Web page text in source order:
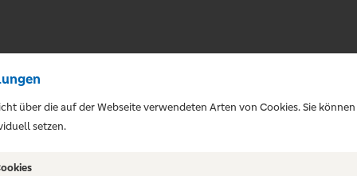
über die auf der Webseite verwendeten Arten von Cookies. Sie
setzen.